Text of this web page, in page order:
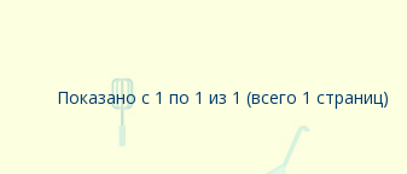
Показано с 1 по 1 из 1 (всего 1 страниц)